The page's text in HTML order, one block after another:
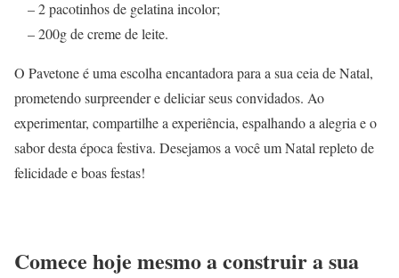
– 2 pacotinhos de gelatina incolor;
– 200g de creme de leite.
O Pavetone é uma escolha encantadora para a sua ceia de Natal,
prometendo surpreender e deliciar seus convidados. Ao
experimentar, compartilhe a experiência, espalhando a alegria e o
sabor desta época festiva. Desejamos a você um Natal repleto de
felicidade e boas festas!
Comece hoje mesmo a construir a sua